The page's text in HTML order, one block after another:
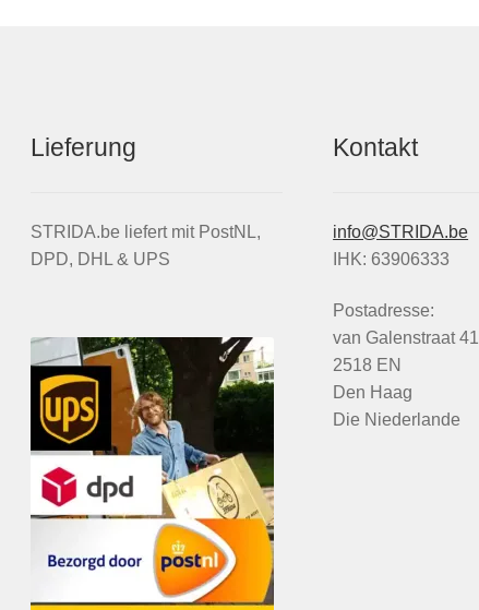
Lieferung
STRIDA.be liefert mit PostNL,
DPD, DHL & UPS
Kontakt
info@STRIDA.be
IHK: 63906333
Postadresse:
van Galenstraat 41
2518 EN
Den Haag
Die Niederlande